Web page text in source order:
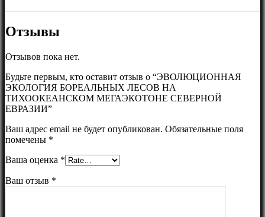
Отзывы
Отзывов пока нет.
Будьте первым, кто оставит отзыв о “ЭВОЛЮЦИОННАЯ
ЭКОЛОГИЯ БОРЕАЛЬНЫХ ЛЕСОВ НА
ТИХООКЕАНСКОМ МЕГАЭКОТОНЕ СЕВЕРНОЙ
ЕВРАЗИИ”
Ваш адрес email не будет опубликован. Обязательные поля
помечены *
Ваша оценка *
Ваш отзыв *